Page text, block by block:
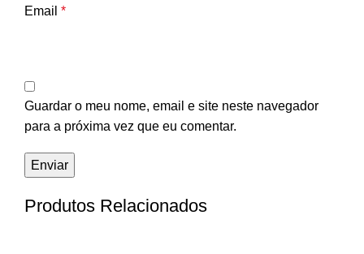
Email *
Guardar o meu nome, email e site neste navegador
para a próxima vez que eu comentar.
Produtos Relacionados